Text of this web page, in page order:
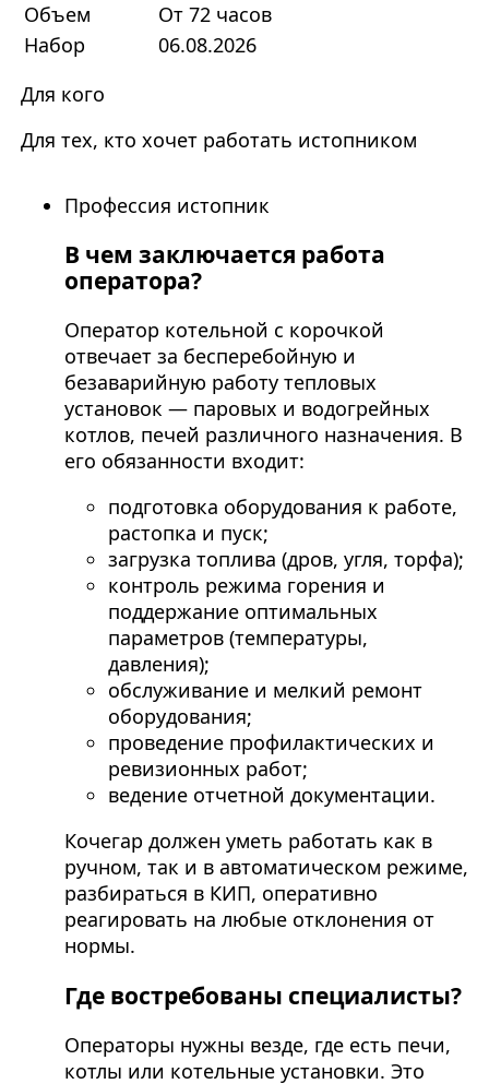
Объем
От 72 часов
Набор
06.08.2026
Для кого
Для тех, кто хочет работать истопником
Профессия истопник
В чем заключается работа
оператора?
Оператор котельной с корочкой
отвечает за бесперебойную и
безаварийную работу тепловых
установок — паровых и водогрейных
котлов, печей различного назначения. В
его обязанности входит:
подготовка оборудования к работе,
растопка и пуск;
загрузка топлива (дров, угля, торфа);
контроль режима горения и
поддержание оптимальных
параметров (температуры,
давления);
обслуживание и мелкий ремонт
оборудования;
проведение профилактических и
ревизионных работ;
ведение отчетной документации.
Кочегар должен уметь работать как в
ручном, так и в автоматическом режиме,
разбираться в КИП, оперативно
реагировать на любые отклонения от
нормы.
Где востребованы специалисты?
Операторы нужны везде, где есть печи,
котлы или котельные установки. Это